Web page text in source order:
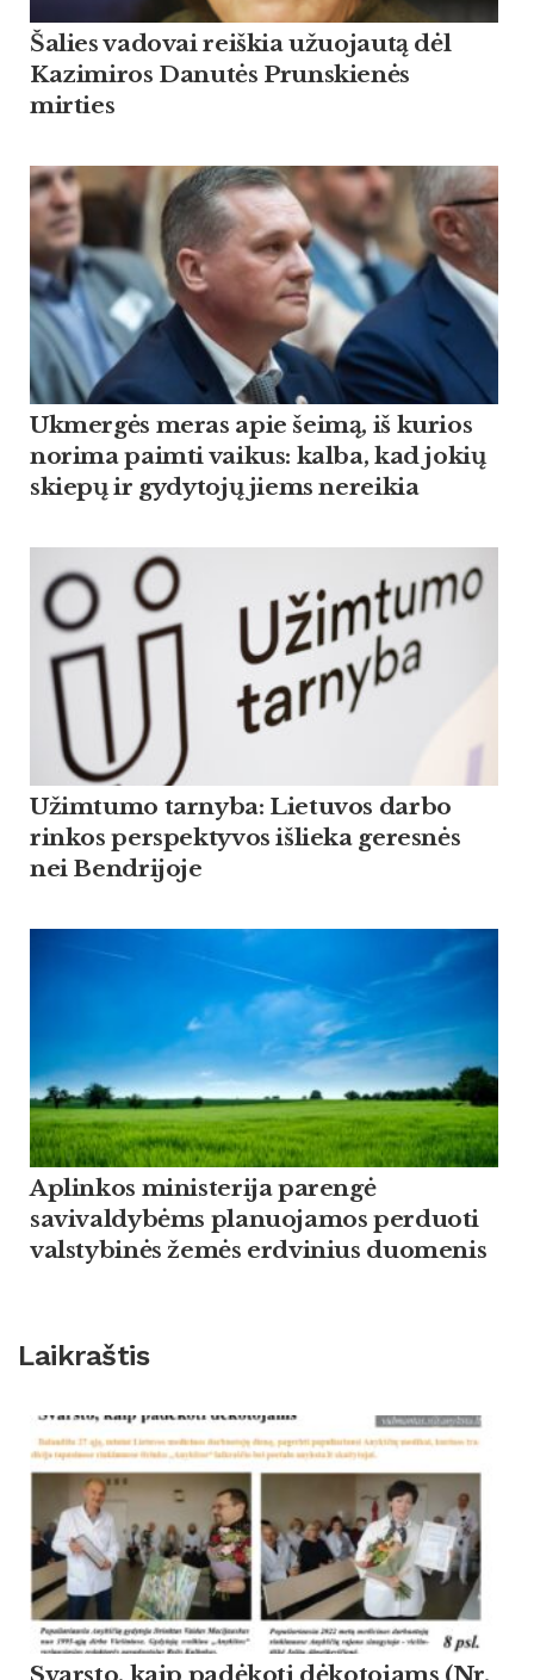
Šalies vadovai reiškia užuojautą dėl
Kazimiros Danutės Prunskienės
mirties
Ukmergės meras apie šeimą, iš kurios
norima paimti vaikus: kalba, kad jokių
skiepų ir gydytojų jiems nereikia
Užimtumo tarnyba: Lietuvos darbo
rinkos perspektyvos išlieka geresnės
nei Bendrijoje
Aplinkos ministerija parengė
savivaldybėms planuojamos perduoti
valstybinės žemės erdvinius duomenis
Laikraštis
Svarsto, kaip padėkoti dėkotojams (Nr.